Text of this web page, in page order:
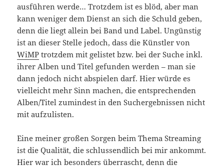
ausführen werde… Trotzdem ist es blöd, aber man
kann weniger dem Dienst an sich die Schuld geben,
denn die liegt allein bei Band und Label. Ungünstig
ist an dieser Stelle jedoch, dass die Künstler von
WiMP trotzdem mit gelistet bzw. bei der Suche inkl.
ihrer Alben und Titel gefunden werden – man sie
dann jedoch nicht abspielen darf. Hier würde es
vielleicht mehr Sinn machen, die entsprechenden
Alben/Titel zumindest in den Suchergebnissen nicht
mit aufzulisten.
Eine meiner großen Sorgen beim Thema Streaming
ist die Qualität, die schlussendlich bei mir ankommt.
Hier war ich besonders überrascht, denn die